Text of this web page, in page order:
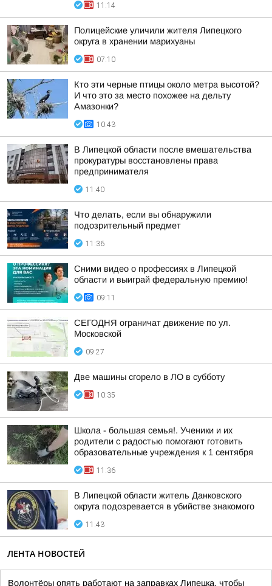
11:14
Полицейские уличили жителя Липецкого
округа в хранении марихуаны
07:10
Кто эти черные птицы около метра высотой?
И что это за место похожее на дельту
Амазонки?
10:43
В Липецкой области после вмешательства
прокуратуры восстановлены права
предпринимателя
11:40
Что делать, если вы обнаружили
подозрительный предмет
11:36
Сними видео о профессиях в Липецкой
области и выиграй федеральную премию!
09:11
СЕГОДНЯ ограничат движение по ул.
Московской
09:27
Две машины сгорело в ЛО в субботу
10:35
Школа - большая семья!. Ученики и их
родители с радостью помогают готовить
образовательные учреждения к 1 сентября
11:36
В Липецкой области житель Данковского
округа подозревается в убийстве знакомого
11:43
ЛЕНТА НОВОСТЕЙ
Волонтёры опять работают на заправках Липецка, чтобы